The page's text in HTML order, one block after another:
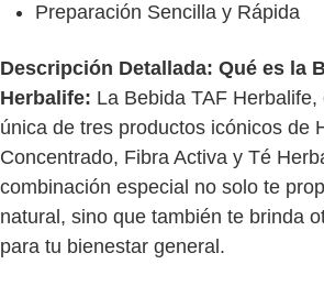
Preparación Sencilla y Rápida
Descripción Detallada: Qué es la
Herbalife: La Bebida TAF
única de tres productos icónicos de
Concentrado, Fibra Activa y Té
combinación especial no solo te
natural, sino que también te brinda
para tu bienestar general.